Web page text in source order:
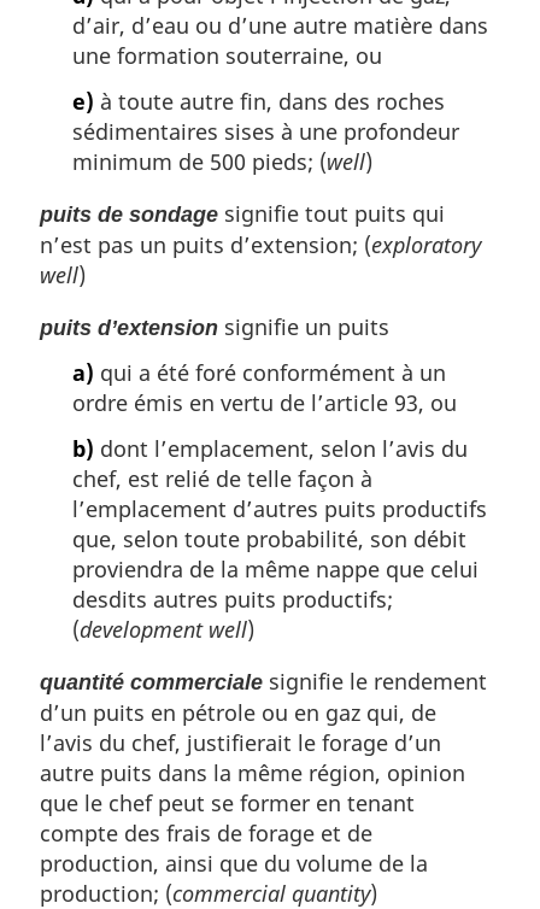
d’air, d’eau ou d’une autre matière dans
une formation souterraine, ou
e) à toute autre fin, dans des roches
sédimentaires sises à une profondeur
minimum de 500 pieds; (well)
puits de sondage signifie tout puits qui
n’est pas un puits d’extension; (exploratory
well)
puits d’extension signifie un puits
a) qui a été foré conformément à un
ordre émis en vertu de l’article 93, ou
b) dont l’emplacement, selon l’avis du
chef, est relié de telle façon à
l’emplacement d’autres puits productifs
que, selon toute probabilité, son débit
proviendra de la même nappe que celui
desdits autres puits productifs;
(development well)
quantité commerciale signifie le rendement
d’un puits en pétrole ou en gaz qui, de
l’avis du chef, justifierait le forage d’un
autre puits dans la même région, opinion
que le chef peut se former en tenant
compte des frais de forage et de
production, ainsi que du volume de la
production; (commercial quantity)